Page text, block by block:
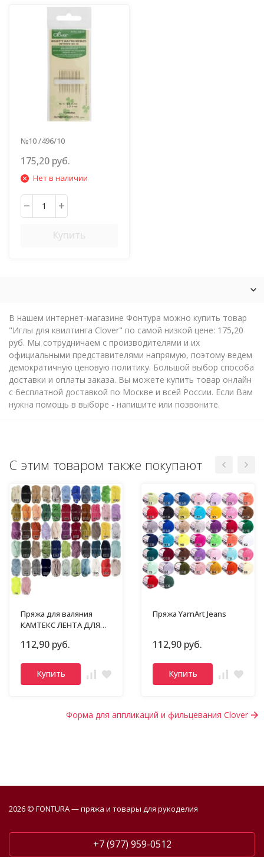
№10 /496/10
175,20 руб.
Нет в наличии
Купить
В нашем интернет-магазине Фонтура можно купить товар
"Иглы для квилтинга Clover" по самой низкой цене: 175,20
руб. Мы сотрудничаем с производителями и их
официальными представителями напрямую, поэтому ведем
демократичную ценовую политику. Большой выбор способа
доставки и оплаты заказа. Вы можете купить товар онлайн
с бесплатной доставкой по Москве и всей России. Если Вам
нужна помощь в выборе - напишите или позвоните.
С этим товаром также покупают
Пряжа для валяния
КАМТЕКС ЛЕНТА ДЛЯ
112,90 руб.
Купить
Пряжа YarnArt Jeans
112,90 руб.
Купить
Форма для аппликаций и фильцевания Clover
2026 © FONTURA — пряжа и товары для рукоделия
+7 (977) 959-0512